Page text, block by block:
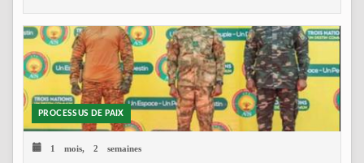
PROCESSUS DE PAIX
1 mois, 2 semaines